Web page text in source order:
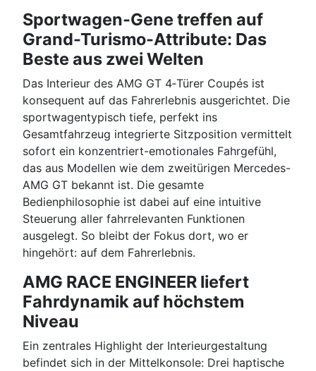
Sportwagen-Gene treffen auf
Grand-Turismo-Attribute: Das
Beste aus zwei Welten
Das Interieur des AMG GT 4‑Türer Coupés ist
konsequent auf das Fahrerlebnis ausgerichtet. Die
sportwagentypisch tiefe, perfekt ins
Gesamtfahrzeug integrierte Sitzposition vermittelt
sofort ein konzentriert-emotionales Fahrgefühl,
das aus Modellen wie dem zweitürigen Mercedes-
AMG GT bekannt ist. Die gesamte
Bedienphilosophie ist dabei auf eine intuitive
Steuerung aller fahrrelevanten Funktionen
ausgelegt. So bleibt der Fokus dort, wo er
hingehört: auf dem Fahrerlebnis.
AMG RACE ENGINEER liefert
Fahrdynamik auf höchstem
Niveau
Ein zentrales Highlight der Interieurgestaltung
befindet sich in der Mittelkonsole: Drei haptische